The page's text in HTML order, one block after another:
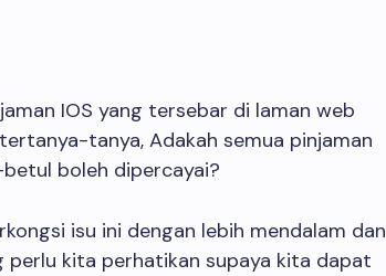
IOS yang tersebar di laman web
tanya, Adakah semua pinjaman
boleh dipercayai?
isu ini dengan lebih mendalam dan
kita perhatikan supaya kita dapat